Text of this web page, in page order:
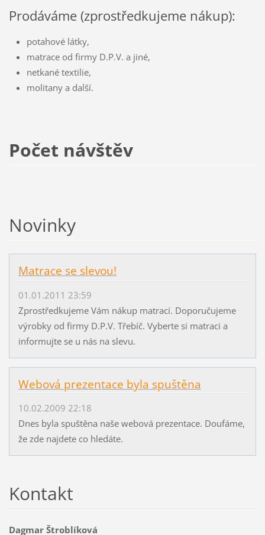
Prodáváme (zprostředkujeme nákup):
potahové látky,
matrace od firmy D.P.V. a jiné,
netkané textilie,
molitany a další.
Počet návštěv
Novinky
Matrace se slevou!
01.01.2011 23:59
Zprostředkujeme Vám nákup matrací. Doporučujeme
výrobky od firmy D.P.V. Třebíč. Vyberte si matraci a
informujte se u nás na slevu.
Webová prezentace byla spuštěna
10.02.2009 22:18
Dnes byla spuštěna naše webová prezentace. Doufáme,
že zde najdete co hledáte.
Kontakt
Dagmar Štroblíková